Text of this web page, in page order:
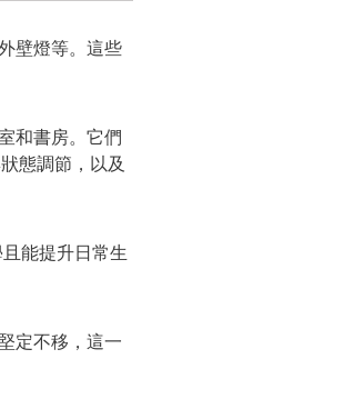
壁燈等。這些
和書房。它們
態調節，以及
能提升日常生
定不移，這一